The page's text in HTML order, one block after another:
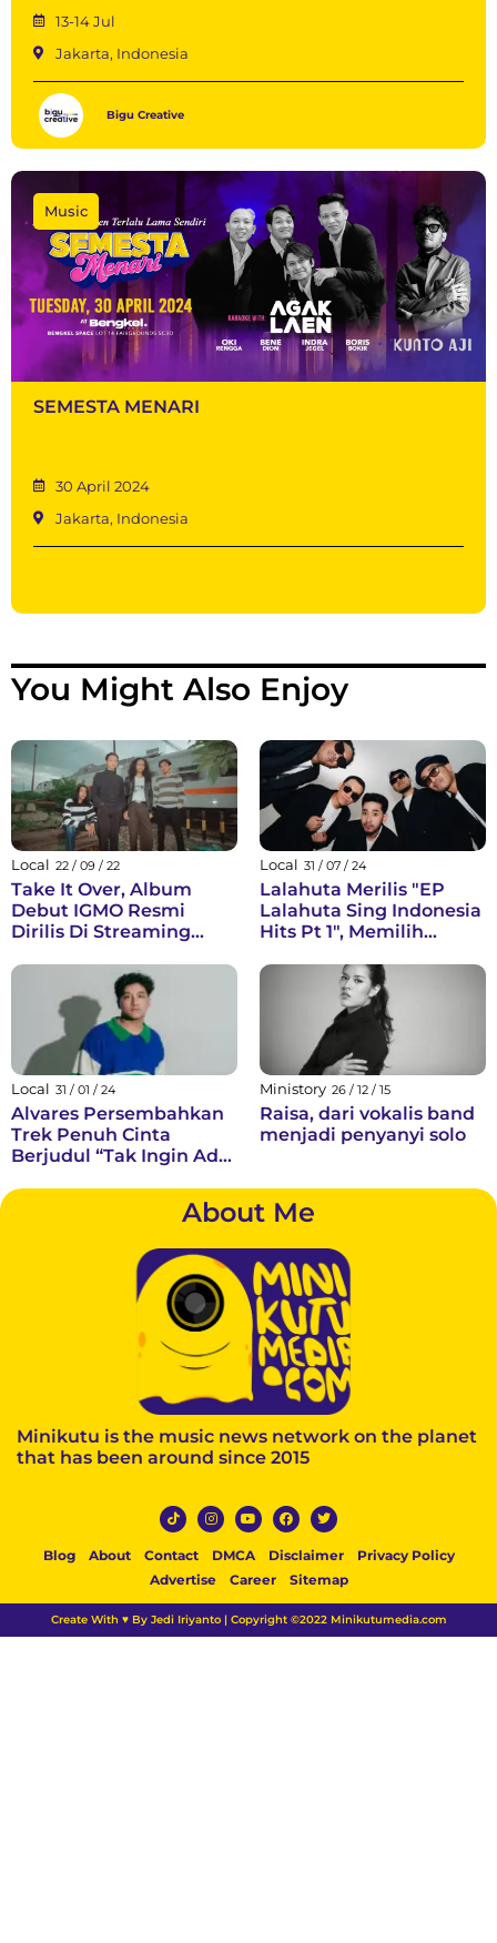
13-14 Jul
Jakarta, Indonesia
Bigu Creative
Music
SEMESTA MENARI
30 April 2024
Jakarta, Indonesia
You Might Also Enjoy
Local 22 / 09 / 22
Take It Over, Album
Debut IGMO Resmi
Dirilis Di Streaming
Local 31 / 07 / 24
Lalahuta Merilis "EP
Lalahuta Sing Indonesia
Hits Pt 1", Memilih
single Utama
Local 31 / 01 / 24
Alvares Persembahkan
Trek Penuh Cinta
Berjudul “Tak Ingin Ada
Ministory 26 / 12 / 15
Raisa, dari vokalis band
menjadi penyanyi solo
About Me
Minikutu is the music news network on the planet
that has been around since 2015
Blog About Contact DMCA Disclaimer
Privacy Policy
Advertise
Career Sitemap
Create With ♥ By Jedi Iriyanto | Copyright ©2022 Minikutumedia.com